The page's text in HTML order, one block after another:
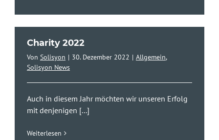
Charity 2022
Von Solisyon | 30. Dezember 2022 | Allgemein,
Solisyon News
Auch in diesem Jahr möchten wir unseren Erfolg
mit denjenigen [...]
Weiterlesen